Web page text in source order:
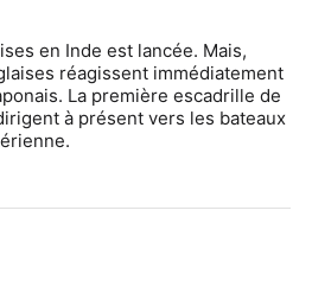
en Inde est lancée. Mais,
réagissent immédiatement
La première escadrille de
à présent vers les bateaux